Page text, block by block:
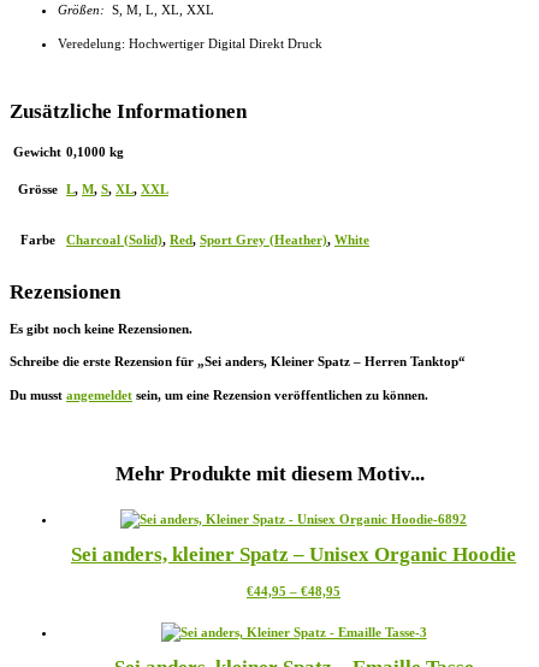
Größen: S, M, L, XL, XXL
Veredelung: Hochwertiger Digital Direkt Druck
Zusätzliche Informationen
Gewicht 0,1000 kg
Grösse L, M, S, XL, XXL
Farbe Charcoal (Solid), Red, Sport Grey (Heather), White
Rezensionen
Es gibt noch keine Rezensionen.
Schreibe die erste Rezension für „Sei anders, Kleiner Spatz – Herren Tanktop“
Du musst angemeldet sein, um eine Rezension veröffentlichen zu können.
Mehr Produkte mit diesem Motiv...
Sei anders, kleiner Spatz – Unisex Organic Hoodie
€44,95 – €48,95
bis
weist